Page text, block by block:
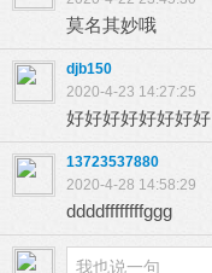
莫名其妙哦
djb150
2020-4-23 14:27:25
好好好好好好好好
13723537880
2020-4-28 14:58:29
ddddffffffffggg